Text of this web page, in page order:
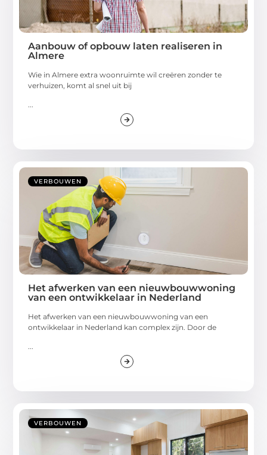
Aanbouw of opbouw laten realiseren in
Almere
Wie in Almere extra woonruimte wil creëren zonder te
verhuizen, komt al snel uit bij
...
VERBOUWEN
Het afwerken van een nieuwbouwwoning
van een ontwikkelaar in Nederland
Het afwerken van een nieuwbouwwoning van een
ontwikkelaar in Nederland kan complex zijn. Door de
...
VERBOUWEN